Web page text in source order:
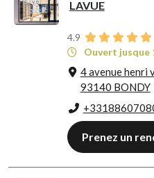
LAVUE
4.9
Ouvert jusque
4 avenue henri
93140 BONDY
Prenez un